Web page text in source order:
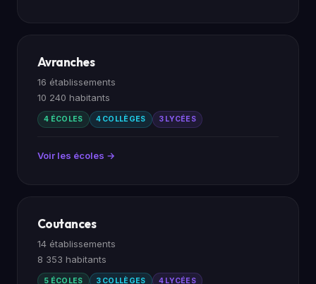
Avranches
16 établissements
10 240 habitants
4 ÉCOLES 4 COLLÈGES 3 LYCÉES
Voir les écoles →
Coutances
14 établissements
8 353 habitants
5 ÉCOLES 3 COLLÈGES 4 LYCÉES